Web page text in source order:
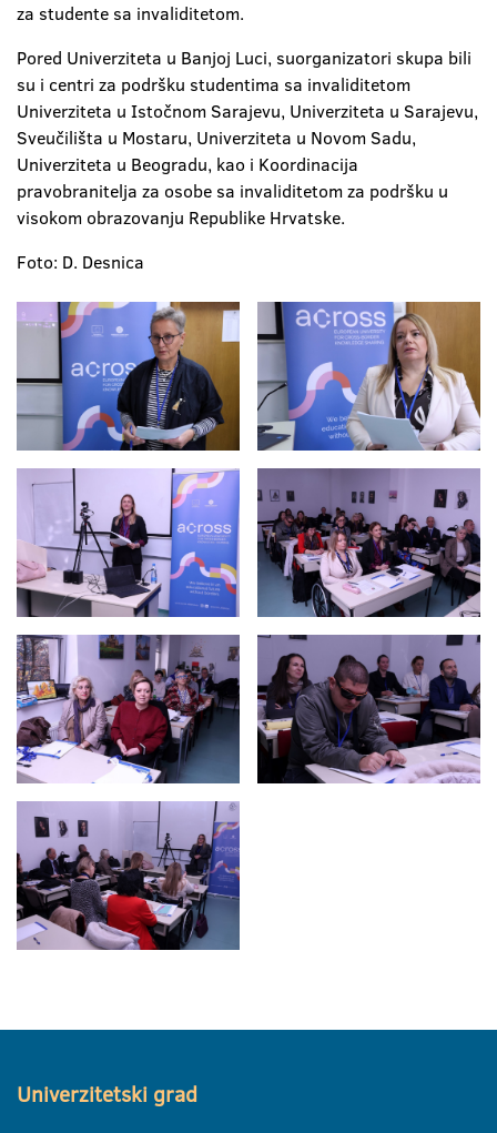
za studente sa invaliditetom.
Pored Univerziteta u Banjoj Luci, suorganizatori skupa bili
su i centri za podršku studentima sa invaliditetom
Univerziteta u Istočnom Sarajevu, Univerziteta u Sarajevu,
Sveučilišta u Mostaru, Univerziteta u Novom Sadu,
Univerziteta u Beogradu, kao i Koordinacija
pravobranitelja za osobe sa invaliditetom za podršku u
visokom obrazovanju Republike Hrvatske.
Foto: D. Desnica
Univerzitetski grad